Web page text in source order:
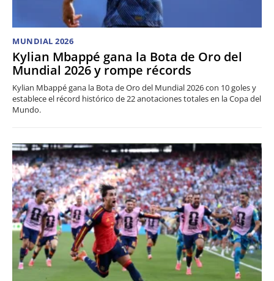
MUNDIAL 2026
Kylian Mbappé gana la Bota de Oro del
Mundial 2026 y rompe récords
Kylian Mbappé gana la Bota de Oro del Mundial 2026 con 10 goles y
establece el récord histórico de 22 anotaciones totales en la Copa del
Mundo.